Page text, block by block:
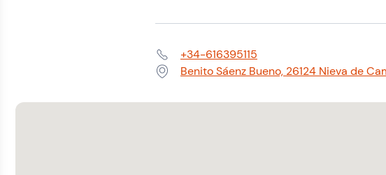
Teléfono:+34-616395115
Dirección:Benito Sáenz Bueno, 26124 Nieva de